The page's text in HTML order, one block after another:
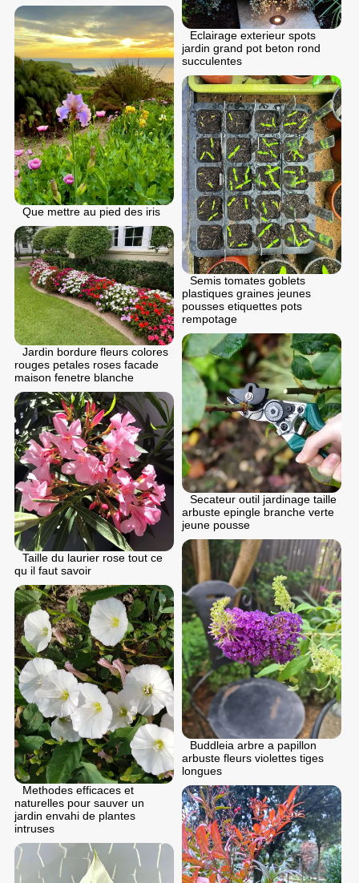
Eclairage exterieur spots
jardin grand pot beton rond
succulentes
Que mettre au pied des iris
Semis tomates goblets
plastiques graines jeunes
pousses etiquettes pots
rempotage
Jardin bordure fleurs colores
rouges petales roses facade
maison fenetre blanche
Secateur outil jardinage taille
arbuste epingle branche verte
jeune pousse
Taille du laurier rose tout ce
qu il faut savoir
Buddleia arbre a papillon
arbuste fleurs violettes tiges
longues
Methodes efficaces et
naturelles pour sauver un
jardin envahi de plantes
intruses